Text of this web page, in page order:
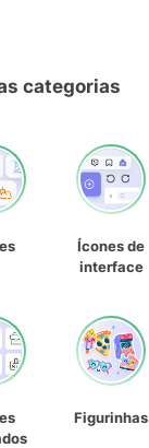
categorias
Ícones de
interface
Figurinhas